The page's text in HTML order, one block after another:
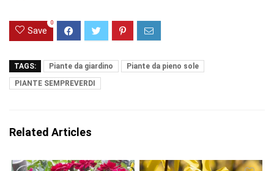
Save
0
TAGS: Piante da giardino
Piante da pieno sole
PIANTE SEMPREVERDI
Related Articles